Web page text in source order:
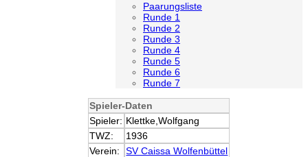
Paarungsliste
Runde 1
Runde 2
Runde 3
Runde 4
Runde 5
Runde 6
Runde 7
Spieler-Daten
Spieler: Klettke,Wolfgang
TWZ:
1936
Verein:
SV Caissa Wolfenbüttel